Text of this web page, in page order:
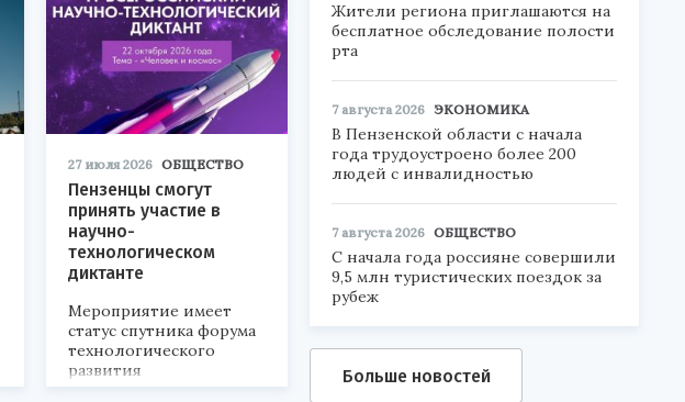
27 июля 2026 ОБЩЕСТВО
Пензенцы смогут
принять участие в
научно-
технологическом
диктанте
Мероприятие имеет
статус спутника форума
технологического
развития
«Технопром-2026».
Жители региона приглашаются на
бесплатное обследование полости
рта
7 августа 2026 ЭКОНОМИКА
В Пензенской области с начала
года трудоустроено более 200
людей с инвалидностью
7 августа 2026 ОБЩЕСТВО
С начала года россияне совершили
9,5 млн туристических поездок за
рубеж
Больше новостей